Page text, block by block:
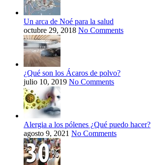
Un arca de Noé para la salud
octubre 29, 2018 No Comments
¿Qué son los Ácaros de polvo?
julio 10, 2019 No Comments
Alergia a los pólenes ¿Qué puedo hacer?
agosto 9, 2021 No Comments